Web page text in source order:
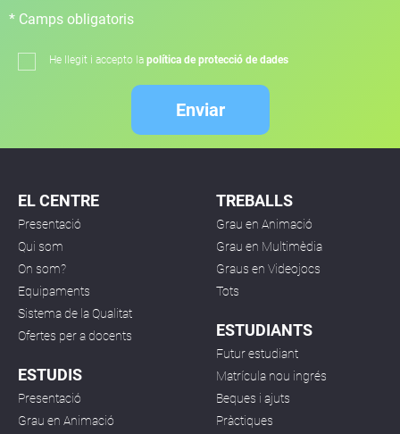
* Camps obligatoris
He llegit i accepto la política de protecció de dades
Enviar
EL CENTRE
Presentació
Qui som
On som?
Equipaments
Sistema de la Qualitat
Ofertes per a docents
ESTUDIS
Presentació
Grau en Animació
TREBALLS
Grau en Animació
Grau en Multimèdia
Graus en Videojocs
Tots
ESTUDIANTS
Futur estudiant
Matrícula nou ingrés
Beques i ajuts
Pràctiques